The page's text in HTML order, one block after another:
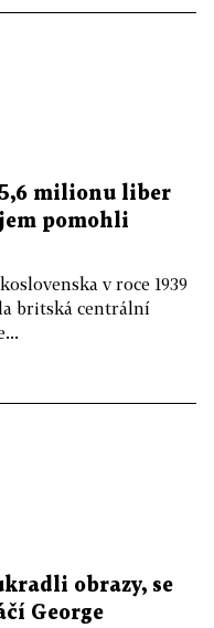
5,6 milionu liber
pomohli
v roce 1939
britská centrální
obrazy, se
George